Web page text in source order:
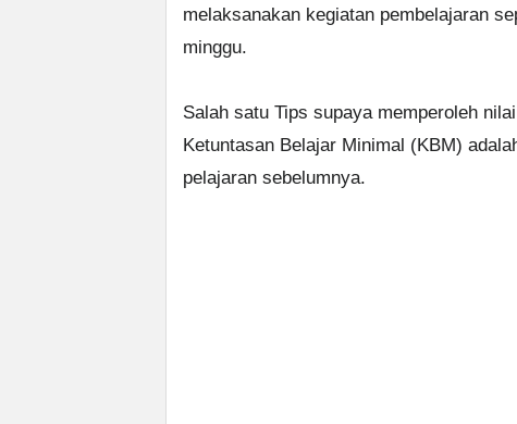
melaksanakan kegiatan pembelajaran
minggu.
Salah satu Tips supaya memperoleh
Ketuntasan Belajar Minimal (KBM)
pelajaran sebelumnya.